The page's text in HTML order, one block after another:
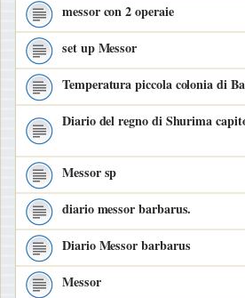
messor con 2 operaie
set up Messor
Temperatura piccola colonia di
Diario del regno di Shurima
Messor sp
diario messor barbarus.
Diario Messor barbarus
Messor